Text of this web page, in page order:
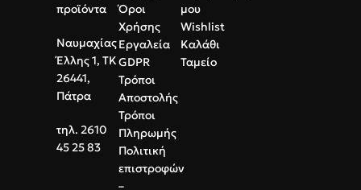
προϊόντα
Ναυμαχίας
Έλλης 1, ΤΚ
26441,
Πάτρα
τηλ. 2610
45 25 83
Όροι
Χρήσης
Εργαλεία
GDPR
Τρόποι
Αποστολής
Τρόποι
Πληρωμής
Πολιτική
επιστροφών
–
μου
Wishlist
Καλάθι
Ταμείο